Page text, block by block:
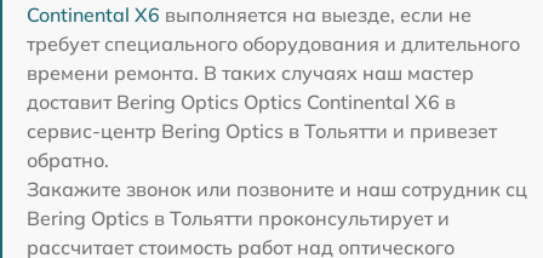
Continental X6 выполняется на выезде, если не
требует специального оборудования и длительного
времени ремонта. В таких случаях наш мастер
доставит Bering Optics Optics Continental X6 в
сервис-центр Bering Optics в Тольятти и привезет
обратно.
Закажите звонок или позвоните и наш сотрудник сц
Bering Optics в Тольятти проконсультирует и
рассчитает стоимость работ над оптического